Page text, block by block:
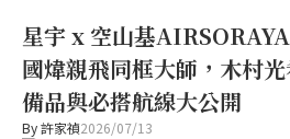
星宇 x 空山基
國煒親飛同框大師，木村
備品與必搭航線大公開
By許家禎2026/07/13